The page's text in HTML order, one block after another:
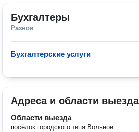
Бухгалтеры
Разное
Бухгалтерские услуги
Адреса и области выезда
Области выезда
посёлок городского типа Вольное